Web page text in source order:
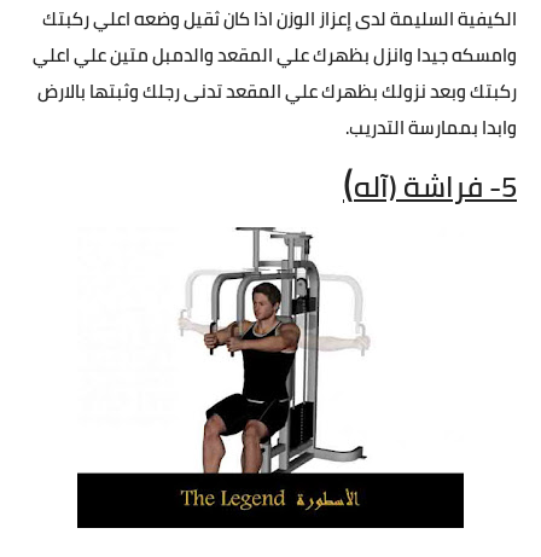
الكيفية السليمة لدى إعزاز الوزن اذا كان ثقيل وضعه اعلي ركبتك
وامسكه جيدا وانزل بظهرك علي المقعد والدمبل متين علي اعلي
ركبتك وبعد نزولك بظهرك علي المقعد تدنى رجلك وثبتها بالارض
وابدا بممارسة التدريب.
5- فراشة (آله )